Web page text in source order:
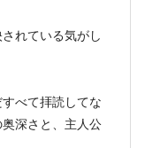
れている気がし
べて拝読してな
深さと、主人公